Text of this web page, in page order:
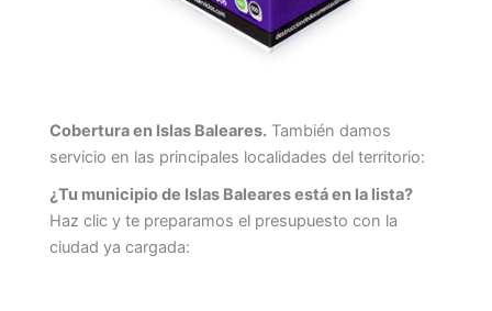
Cobertura en Islas Baleares. También damos
servicio en las principales localidades del territorio:
¿Tu municipio de Islas Baleares está en la lista?
Haz clic y te preparamos el presupuesto con la
ciudad ya cargada: